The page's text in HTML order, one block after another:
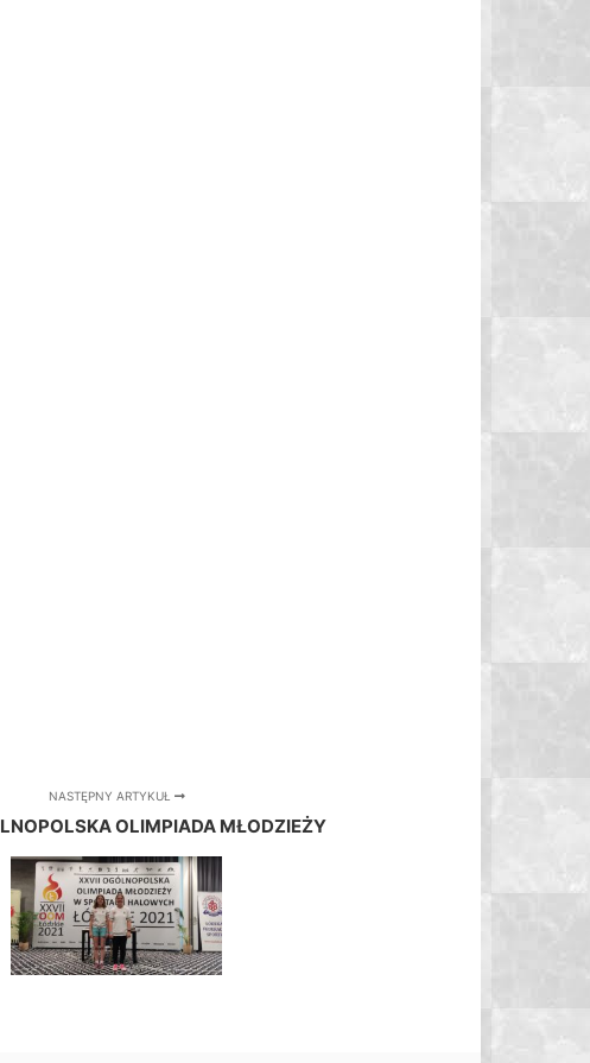
NASTĘPNY ARTYKUŁ
OLIMPIADA MŁODZIEŻY